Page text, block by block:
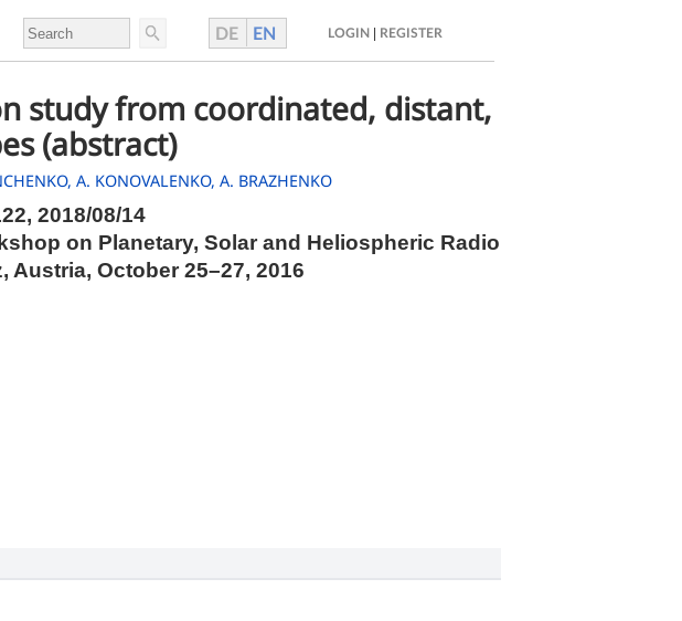
DE EN LOGIN REGISTER
study from coordinated, distant,
(abstract)
A. KONOVALENKO, A. BRAZHENKO
2018/08/14
on Planetary, Solar and Heliospheric Radio
Austria, October 25–27, 2016